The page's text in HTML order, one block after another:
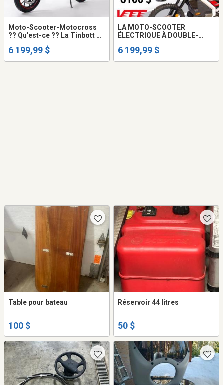
Moto-Scooter-Motocross
?? Qu'est-ce ?? La Tinbott de
perfomante, fiable et durable
6 199,99 $
LA MOTO-SCOOTER
ÉLECTRIQUE À DOUBLE-
6 199,99 $
Table pour bateau
100 $
Réservoir 44 litres
50 $